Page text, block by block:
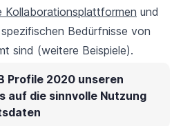
Kollaborationsplattformen und
Bedürfnisse von
sind (weitere Beispiele).
Profile 2020 unseren
auf die sinnvolle Nutzung